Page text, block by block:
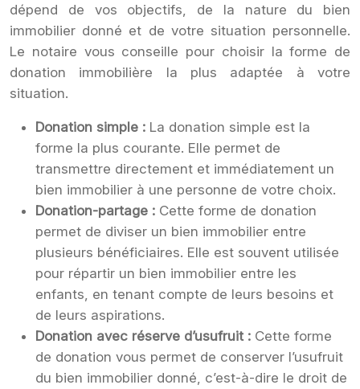
dépend de vos objectifs, de la nature du bien
immobilier donné et de votre situation personnelle.
Le notaire vous conseille pour choisir la forme de
donation immobilière la plus adaptée à votre
situation.
Donation simple : La donation simple est la
forme la plus courante. Elle permet de
transmettre directement et immédiatement un
bien immobilier à une personne de votre choix.
Donation-partage : Cette forme de donation
permet de diviser un bien immobilier entre
plusieurs bénéficiaires. Elle est souvent utilisée
pour répartir un bien immobilier entre les
enfants, en tenant compte de leurs besoins et
de leurs aspirations.
Donation avec réserve d’usufruit : Cette forme
de donation vous permet de conserver l’usufruit
du bien immobilier donné, c’est-à-dire le droit de